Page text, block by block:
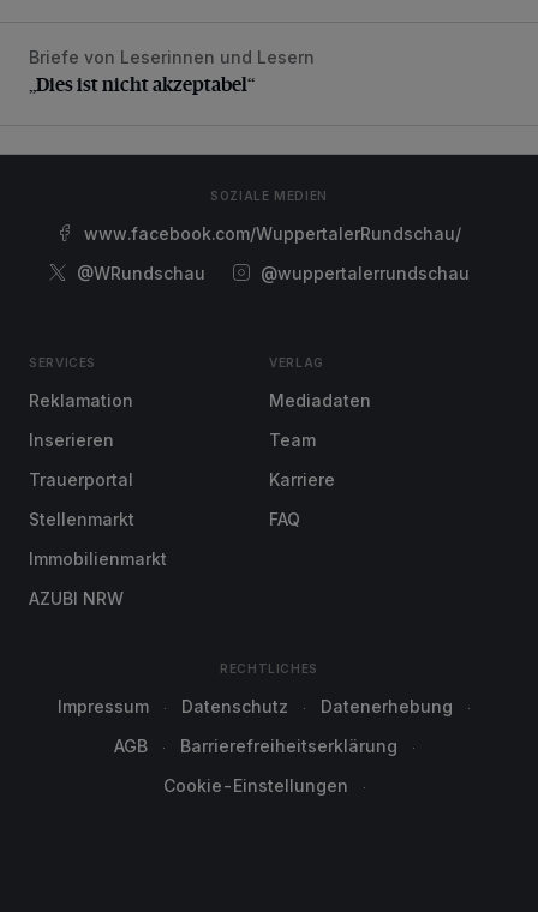
„Dies ist nicht akzeptabel“
Briefe von Leserinnen und Lesern
„Dies ist nicht akzeptabel“
SOZIALE MEDIEN
www.facebook.com/WuppertalerRundschau/
@WRundschau
@wuppertalerrundschau
SERVICES
Reklamation
Inserieren
Trauerportal
Stellenmarkt
Immobilienmarkt
AZUBI NRW
VERLAG
Mediadaten
Team
Karriere
FAQ
RECHTLICHES
Impressum Datenschutz
Datenerhebung
AGB
Barrierefreiheitserklärung
Cookie-Einstellungen